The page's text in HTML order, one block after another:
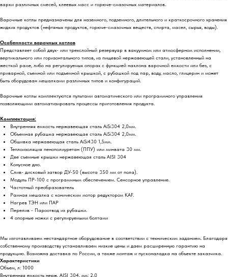
варки различных смесей, клеевых масс и горюче-смазочных материалов.
Варочные котлы предназначены для наземного, подземного, длительного и краткосрочного хранения
жидких продуктов (нефтяных продуктов, горюче-смазочных веществ, спирта, масел, сырья, воды).
Особенности варочных котлов
Представляет собой двух- или трехслойный резервуар в вакуумном или атмосферном исполнении,
вертикального или горизонтального типов, из пищевой нержавеющей стали, установленный на
жесткой раме, либо на регулируемых опорах с функцией наклона варочной емкости или без, с
приварной, съемной или подъемной крышкой, с рубашкой под пар, воду, масло, глицерин и может
быть оборудован мешалками различных типов и конфигураций.
Варочные котлы комплектуются пультами автоматического или программного управления
позволяющими автоматизировать процессы приготовления продукта.
Комплектация:
Внутренняя емкость нержавеющая сталь AiSi304 2,0мм.
Объемная рубашка нержавеющая сталь AiSi304 2,0мм.
Обшивка нержавеющая сталь AiSi430 1,5мм.
Теплоизоляция пенополиуретан (ППУ) или минвата 30 мм.
Две съемные крышки нержавеющая сталь AISI 304
Конусное дно.
Слив- дисковый затвор ДУ-50 (высота 350 мм от пола).
Модуль ПР-100 с программным обеспечением. Сенсорное управление.
Частотный преобразователь
Рамная мешалка с коническим мотор редуктором KAF.
Нагрев ТЭН или ПАР
Перелив - Пароотвод из рубашки.
4 опорные ножки с регулируемыми болтами
Мы изготавливаем нестандартное оборудование в соответствии с техническим заданием. Благодаря
собственному производству устанавливаем низкие цены и даем расширенную гарантию на
продукцию. Возможна доставка по России, а также монтаж и пусконаладка на объекте заказчика.
Характеристики
Объем, л: 1000
Внутренняя емкость нерж. AISI 304, мм: 2,0